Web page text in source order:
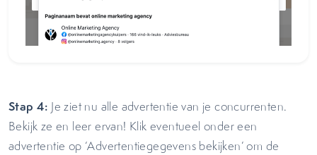
Stap 4: Je ziet nu alle advertentie van je concurrenten.
Bekijk ze en leer ervan! Klik eventueel onder een
advertentie op ‘Advertentiegegevens bekijken’ om de